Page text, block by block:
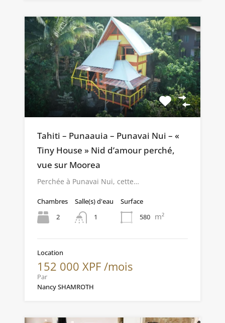
Tahiti – Punaauia – Punavai Nui – «
Tiny House » Nid d’amour perché,
vue sur Moorea
Perchée à Punavai Nui, cette…
Chambres
2
Salle(s) d'eau
1
Surface
580 m²
Location
152 000 XPF /mois
Par
Nancy SHAMROTH